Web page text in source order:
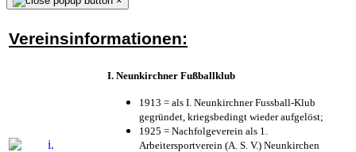
Vereinsinformationen:
I. Neunkirchner Fußballklub
1913 = als I. Neunkirchner Fussball-Klub
gegründet, kriegsbedingt wieder aufgelöst;
1925 = Nachfolgeverein als 1.
Arbeitersportverein (A. S. V.) Neunkirchen